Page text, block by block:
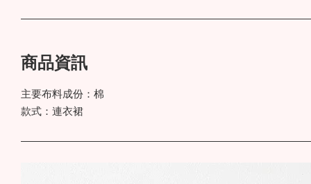
商品資訊
主要布料成份：棉
款式：連衣裙